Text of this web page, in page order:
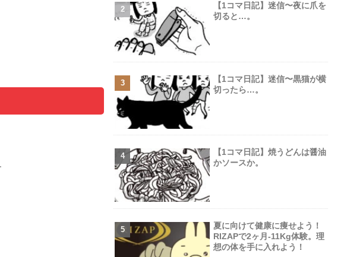
【1コマ日記】迷信〜夜に爪を
切ると…。
【1コマ日記】迷信〜黒猫が横
切ったら…。
【1コマ日記】焼うどんは醤油
かソースか。
夏に向けて健康に痩せよう！
RIZAPで2ヶ月-11Kg体験。理
想の体を手に入れよう！